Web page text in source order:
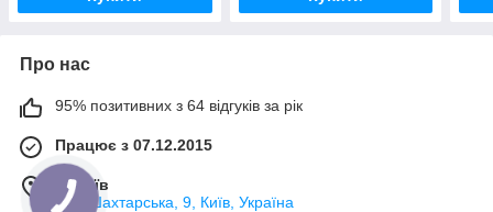
Про нас
95% позитивних з 64 відгуків за рік
Працює з 07.12.2015
м. Київ
вул. Шахтарська, 9, Київ, Україна